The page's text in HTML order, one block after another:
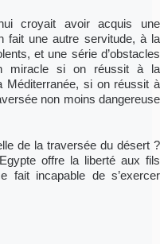
croyait avoir acquis une
fait une autre servitude, à la
et une série d’obstacles
miracle si on réussit à la
Méditerranée, si on réussit à
non moins dangereuse
de la traversée du désert ?
offre la liberté aux fils
fait incapable de s’exercer